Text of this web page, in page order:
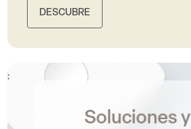
DESCUBRE
Soluciones y